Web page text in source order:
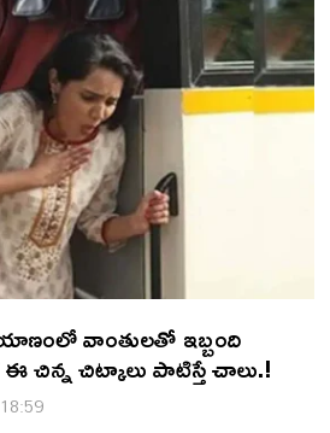
వాంతులతో ఇబ్బంది
చిన్న చిట్కాలు పాటిస్తే చాలు.!